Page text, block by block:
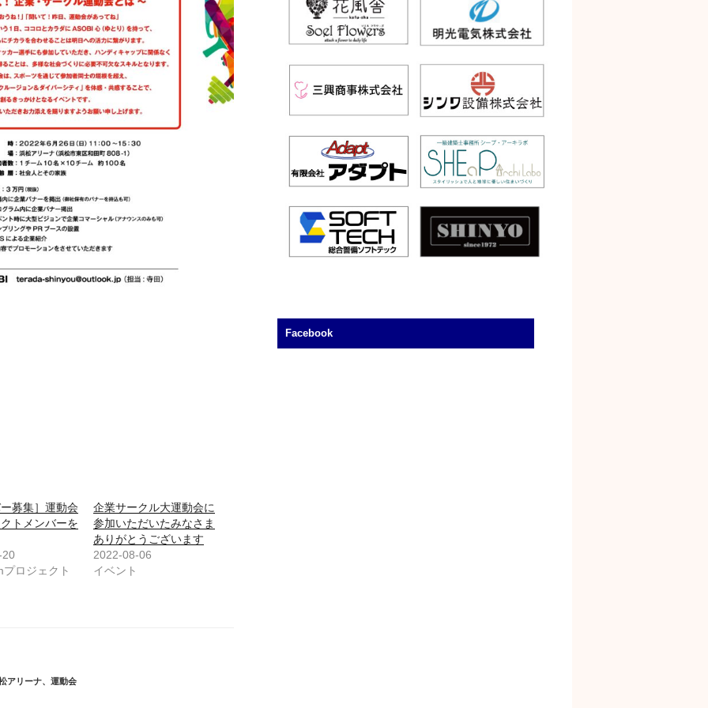
募集］運動会
トメンバーを
20
プロジェクト
企業サークル大運動会に
参加いただいたみなさま
ありがとうございます
2022-08-06
イベント
アリーナ、 運動会
Facebook